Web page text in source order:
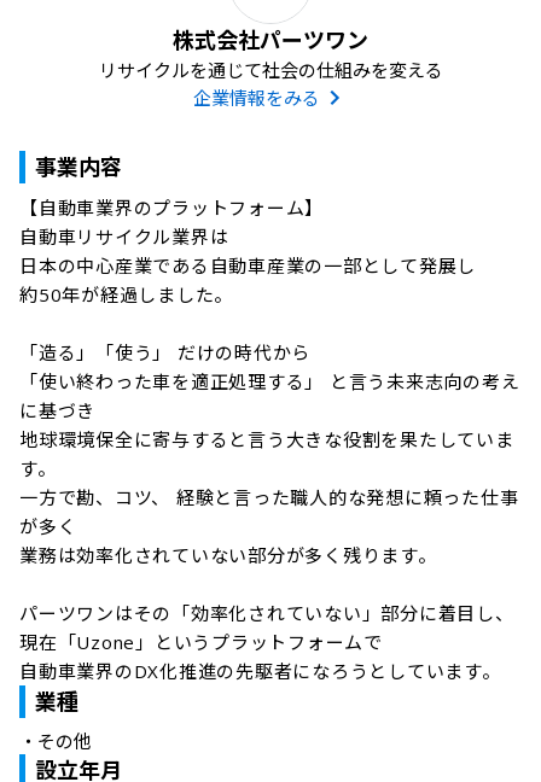
株式会社パーツワン
リサイクルを通じて社会の仕組みを変える
企業情報をみる
事業内容
【自動車業界のプラットフォーム】
自動車リサイクル業界は
日本の中心産業である自動車産業の一部として発展し
約50年が経過しました。
「造る」「使う」 だけの時代から
「使い終わった車を適正処理する」 と言う未来志向の考え
に基づき
地球環境保全に寄与すると言う大きな役割を果たしていま
す。
一方で勘、コツ、 経験と言った職人的な発想に頼った仕事
が多く
業務は効率化されていない部分が多く残ります。
パーツワンはその「効率化されていない」部分に着目し、
現在「Uzone」というプラットフォームで
自動車業界のDX化推進の先駆者になろうとしています。
業種
・ その他
設立年月